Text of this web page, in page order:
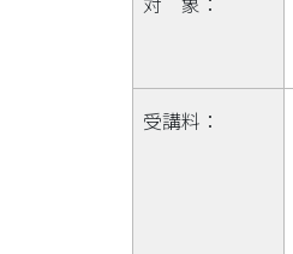
受講料：